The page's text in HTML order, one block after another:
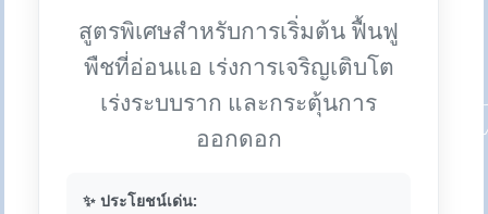
สูตรพิเศษสำหรับการเริ่มต้น ฟื้นฟู
พืชที่อ่อนแอ เร่งการเจริญเติบโต
เร่งระบบราก และกระตุ้นการ
ออกดอก
✨ ประโยชน์เด่น: